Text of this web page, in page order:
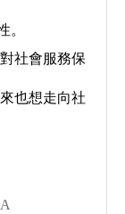
。
社會服務保
也想走向社